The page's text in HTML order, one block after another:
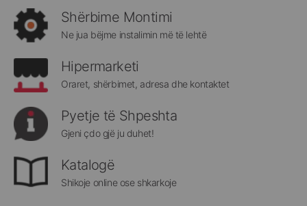
rreth
Megatek:
Shërbime Montimi
Ne jua bëjme instalimin më të lehtë
Hipermarketi
Oraret, shërbimet, adresa dhe kontaktet
Pyetje të Shpeshta
Gjeni çdo gjë ju duhet!
Katalogë
Shikoje online ose shkarkoje